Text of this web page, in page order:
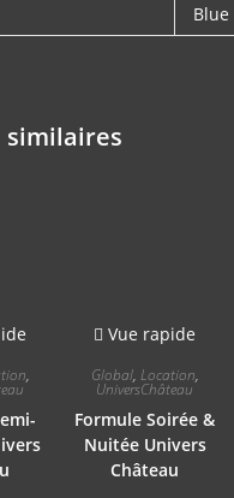
Blue
similaires
,
Vue rapide
Global, Location,
UniversChâteau
Formule Soirée &
Nuitée Univers
Château